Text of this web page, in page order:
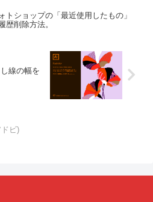
トショップの「最近使用したもの」
歴削除方法。
線の幅を
ビ)